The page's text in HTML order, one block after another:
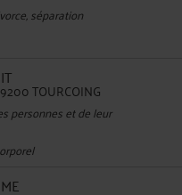
séparation
TOURCOING
personnes et de leur